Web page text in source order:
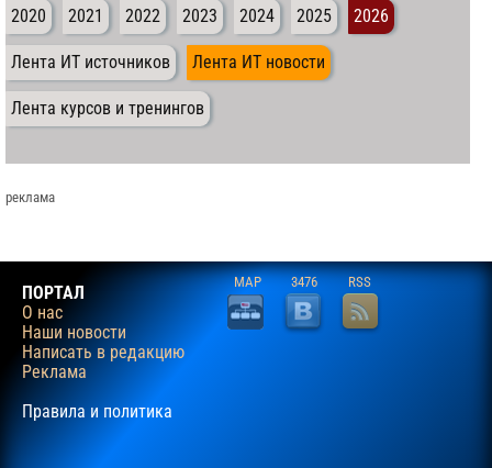
2020 2021 2022 2023 2024 2025 2026
Лента ИТ источников Лента ИТ новости
Лента курсов и тренингов
реклама
ПОРТАЛ
О нас
Наши новости
Написать в редакцию
Реклама
Правила и политика
MAP 3476 RSS